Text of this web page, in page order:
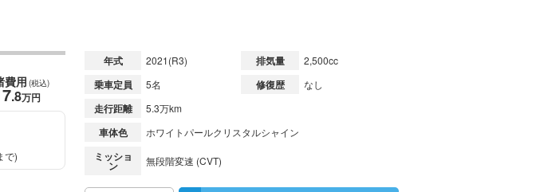
費用 (税込)
.8万円
で)
年式 2021(R3) 排気量 2,500cc
乗車定員 5名 修復歴 なし
走行距離 5.3万km
車体色 ホワイトパールクリスタルシャイン
ミッショ
ン 無段階変速 (CVT)